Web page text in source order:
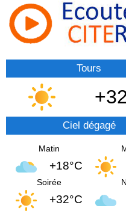
Tours
Ciel dégagé
Matin
+18°C
Soirée
+32°C